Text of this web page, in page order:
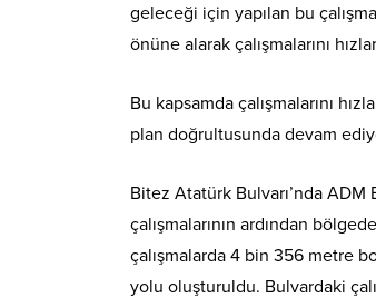
geleceği için yapılan bu
önüne alarak çalışmalarını
Bu kapsamda çalışmalarını
plan doğrultusunda devam
Bitez Atatürk Bulvarı’nda ADM
çalışmalarının ardından
çalışmalarda 4 bin 356 metre
yolu oluşturuldu. Bulvardaki